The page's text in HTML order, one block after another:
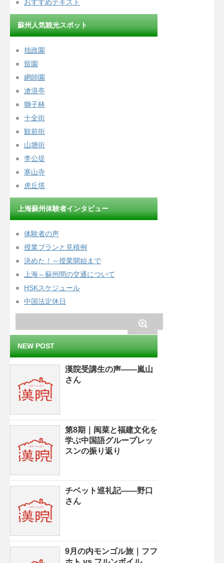
おすすめテキスト
蘇州人気観光スポット
拙政園
留園
網師園
滄浪亭
獅子林
十全街
観前街
山塘街
李公堤
寒山寺
虎丘塔
上海蘇州体験者インタビュー
体験者の声
授業プランと見積例
決めた！～授業開始まで
上海⇔蘇州間の交通について
HSKスケジュール
中国法定休日
NEW POST
漢院受講生の声——嵐山
さん
第8期｜闽菜と福建文化を
学ぶ中国語グループレッ
スンの振り返り
チベット巡礼記——野口
さん
9月の内モンゴル旅｜フフ